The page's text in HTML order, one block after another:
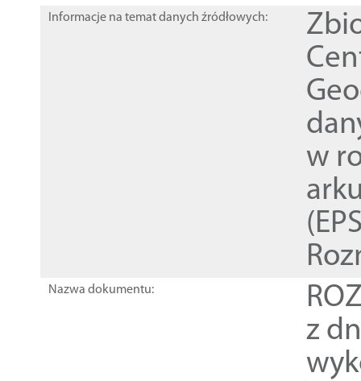
Informacje na temat danych źródłowych:
w
Nazwa dokumentu:
z